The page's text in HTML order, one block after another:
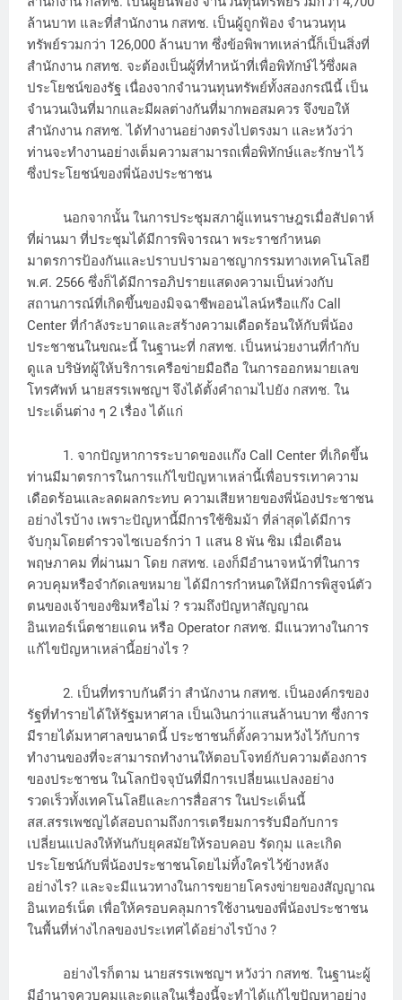
ล้านบาท และที่สำนักงาน กสทช. เป็นผู้ถูกฟ้อง จำนวนทุน
ทรัพย์รวมกว่า 126,000 ล้านบาท ซึ่งข้อพิพาทเหล่านี้ก็เป็นสิ่งที่
สำนักงาน กสทช. จะต้องเป็นผู้ที่ทำหน้าที่เพื่อพิทักษ์ไว้ซึ่งผล
ประโยชน์ของรัฐ เนื่องจากจำนวนทุนทรัพย์ทั้งสองกรณีนี้ เป็น
จำนวนเงินที่มากและมีผลต่างกันที่มากพอสมควร จึงขอให้
สำนักงาน กสทช. ได้ทำงานอย่างตรงไปตรงมา และหวังว่า
ท่านจะทำงานอย่างเต็มความสามารถเพื่อพิทักษ์และรักษาไว้
ซึ่งประโยชน์ของพี่น้องประชาชน
นอกจากนั้น ในการประชุมสภาผู้แทนราษฎรเมื่อสัปดาห์
ที่ผ่านมา ที่ประชุมได้มีการพิจารณา พระราชกำหนด
มาตรการป้องกันและปราบปรามอาชญากรรมทางเทคโนโลยี
พ.ศ. 2566 ซึ่งก็ได้มีการอภิปรายแสดงความเป็นห่วงกับ
สถานการณ์ที่เกิดขึ้นของมิจฉาชีพออนไลน์หรือแก๊ง Call
Center ที่กำลังระบาดและสร้างความเดือดร้อนให้กับพี่น้อง
ประชาชนในขณะนี้ ในฐานะที่ กสทช. เป็นหน่วยงานที่กำกับ
ดูแล บริษัทผู้ให้บริการเครือข่ายมือถือ ในการออกหมายเลข
โทรศัพท์ นายสรรเพชญฯ จึงได้ตั้งคำถามไปยัง กสทช. ใน
ประเด็นต่าง ๆ 2 เรื่อง ได้แก่
1. จากปัญหาการระบาดของแก๊ง Call Center ที่เกิดขึ้น
ท่านมีมาตรการในการแก้ไขปัญหาเหล่านี้เพื่อบรรเทาความ
เดือดร้อนและลดผลกระทบ ความเสียหายของพี่น้องประชาชน
อย่างไรบ้าง เพราะปัญหานี้มีการใช้ซิมม้า ที่ล่าสุดได้มีการ
จับกุมโดยตำรวจไซเบอร์กว่า 1 แสน 8 พัน ซิม เมื่อเดือน
พฤษภาคม ที่ผ่านมา โดย กสทช. เองก็มีอำนาจหน้าที่ในการ
ควบคุมหรือจำกัดเลขหมาย ได้มีการกำหนดให้มีการพิสูจน์ตัว
ตนของเจ้าของซิมหรือไม่ ? รวมถึงปัญหาสัญญาณ
อินเทอร์เน็ตชายแดน หรือ Operator กสทช. มีแนวทางในการ
แก้ไขปัญหาเหล่านี้อย่างไร ?
2. เป็นที่ทราบกันดีว่า สำนักงาน กสทช. เป็นองค์กรของ
รัฐที่ทำรายได้ให้รัฐมหาศาล เป็นเงินกว่าแสนล้านบาท ซึ่งการ
มีรายได้มหาศาลขนาดนี้ ประชาชนก็ตั้งความหวังไว้กับการ
ทำงานของที่จะสามารถทำงานให้ตอบโจทย์กับความต้องการ
ของประชาชน ในโลกปัจจุบันที่มีการเปลี่ยนแปลงอย่าง
รวดเร็วทั้งเทคโนโลยีและการสื่อสาร ในประเด็นนี้
สส.สรรเพชญได้สอบถามถึงการเตรียมการรับมือกับการ
เปลี่ยนแปลงให้ทันกับยุคสมัยให้รอบคอบ รัดกุม และเกิด
ประโยชน์กับพี่น้องประชาชนโดยไม่ทิ้งใครไว้ข้างหลัง
อย่างไร? และจะมีแนวทางในการขยายโครงข่ายของสัญญาณ
อินเทอร์เน็ต เพื่อให้ครอบคลุมการใช้งานของพี่น้องประชาชน
ในพื้นที่ห่างไกลของประเทศได้อย่างไรบ้าง ?
อย่างไรก็ตาม นายสรรเพชญฯ หวังว่า กสทช. ในฐานะผู้
มีอำนาจควบคุมและดูแลในเรื่องนี้จะทำได้แก้ไขปัญหาอย่าง